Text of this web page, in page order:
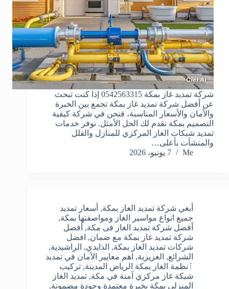
شركة تمديد غاز بمكة 0542563315 إذا كنت تبحث
عن أفضل شركة تمديد غاز بمكة تجمع بين الخبرة
والأمان والأسعار المناسبة، فنحن في شركة كيفية
التصميم بمكة نقدم لك الحل الأمثل. نوفر خدمات
تمديد شبكات الغاز المركزي للمنازل والفلل
والمنشآت بأعلى…
Me
7 يونيو، 2026
أبغي شركة تمديد الغاز بمكة, أسعار تمديد
جميع انواع مواسير الغاز ومواصفتها بمكة,
أفضل شركة تمديد الغاز فى مكة, أفضل
شركة تمديد غاز بمكة مع ضمان, افضل
شركات تمديد الغاز بمكة, الذايدي, الراشيدية,
الشرائع, العزيزية, اهم معايير الأمان في تمديد
ٱنظمة الغاز بمكة الرياض المدينة, تركيب
شبكة غاز مركزي آمنة في مكة, تمديد الغاز
المنزلي بمكة بخبرة معتمدة وجودة مضمونة,